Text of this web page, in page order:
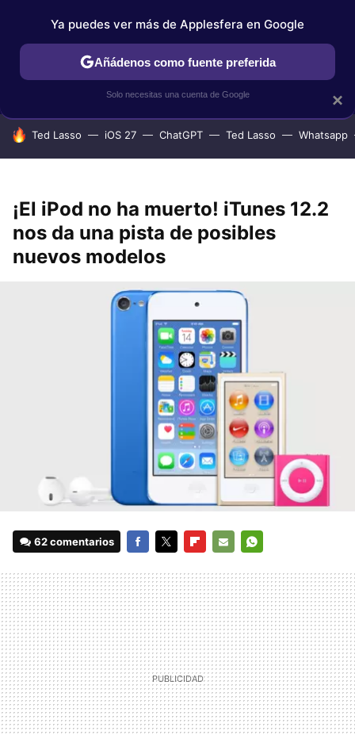
IPHONE TUTORIALES APPLESFERA SELECCIÓN
HOY SE HABLA DE
Ted Lasso iOS 27 ChatGPT Ted Lasso Whatsapp
¡El iPod no ha muerto! iTunes 12.2
nos da una pista de posibles
nuevos modelos
62 comentarios
MAIL
×
Ya puedes ver más de Applesfera en Google
Añádenos como fuente preferida
Solo necesitas una cuenta de Google